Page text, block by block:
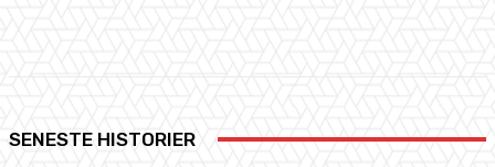
SENESTE HISTORIER